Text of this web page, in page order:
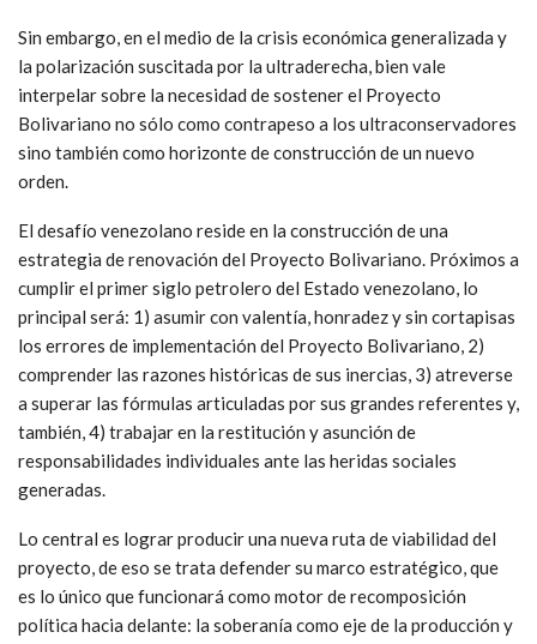
Sin embargo, en el medio de la crisis económica generalizada y
la polarización suscitada por la ultraderecha, bien vale
interpelar sobre la necesidad de sostener el Proyecto
Bolivariano no sólo como contrapeso a los ultraconservadores
sino también como horizonte de construcción de un nuevo
orden.
El desafío venezolano reside en la construcción de una
estrategia de renovación del Proyecto Bolivariano. Próximos a
cumplir el primer siglo petrolero del Estado venezolano, lo
principal será: 1) asumir con valentía, honradez y sin cortapisas
los errores de implementación del Proyecto Bolivariano, 2)
comprender las razones históricas de sus inercias, 3) atreverse
a superar las fórmulas articuladas por sus grandes referentes y,
también, 4) trabajar en la restitución y asunción de
responsabilidades individuales ante las heridas sociales
generadas.
Lo central es lograr producir una nueva ruta de viabilidad del
proyecto, de eso se trata defender su marco estratégico, que
es lo único que funcionará como motor de recomposición
política hacia delante: la soberanía como eje de la producción y